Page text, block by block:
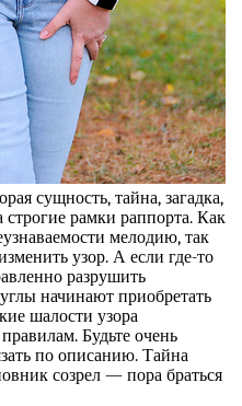
сущность, тайна, загадка,
рамки раппорта. Как
мелодию, так
узор. А если где-то
разрушить
начинают приобретать
шалости узора
Будьте очень
по описанию. Тайна
созрел — пора браться